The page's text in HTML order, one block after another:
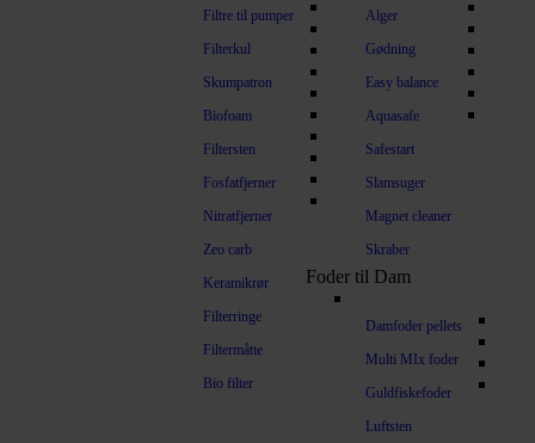
Filtre til pumper
Filterkul
Skumpatron
Biofoam
Filtersten
Fosfatfjerner
Nitratfjerner
Zeo carb
Keramikrør
Filterringe
Filtermåtte
Bio filter
Alger
Gødning
Easy balance
Aquasafe
Safestart
Slamsuger
Magnet cleaner
Skraber
Foder til Dam
Damfoder pellets
Multi MIx foder
Guldfiskefoder
Luftsten